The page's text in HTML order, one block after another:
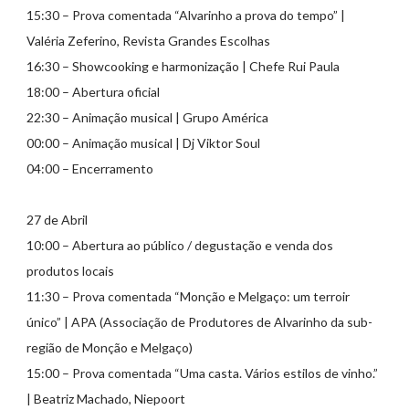
15:30 – Prova comentada “Alvarinho a prova do tempo” |
Valéria Zeferino, Revista Grandes Escolhas
16:30 – Showcooking e harmonização | Chefe Rui Paula
18:00 – Abertura oficial
22:30 – Animação musical | Grupo América
00:00 – Animação musical | Dj Viktor Soul
04:00 – Encerramento
27 de Abril
10:00 – Abertura ao público / degustação e venda dos
produtos locais
11:30 – Prova comentada “Monção e Melgaço: um terroir
único” | APA (Associação de Produtores de Alvarinho da sub-
região de Monção e Melgaço)
15:00 – Prova comentada “Uma casta. Vários estilos de vinho.”
| Beatriz Machado, Niepoort